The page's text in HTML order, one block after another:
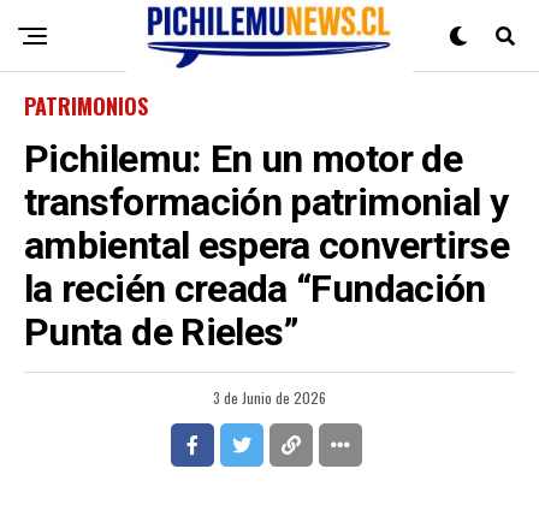
PATRIMONIOS
Pichilemu: En un motor de
transformación patrimonial y
ambiental espera convertirse
la recién creada “Fundación
Punta de Rieles”
3 de Junio de 2026